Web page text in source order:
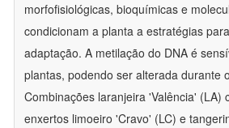
morfofisiológicas, bioquímicas e
condicionam a planta a estratégias
adaptação. A metilação do DNA é
plantas, podendo ser alterada durante
Combinações laranjeira 'Valência' (LA)
enxertos limoeiro 'Cravo' (LC) e